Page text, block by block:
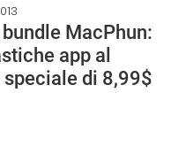
MacPhun:
app al
speciale di 8,99$